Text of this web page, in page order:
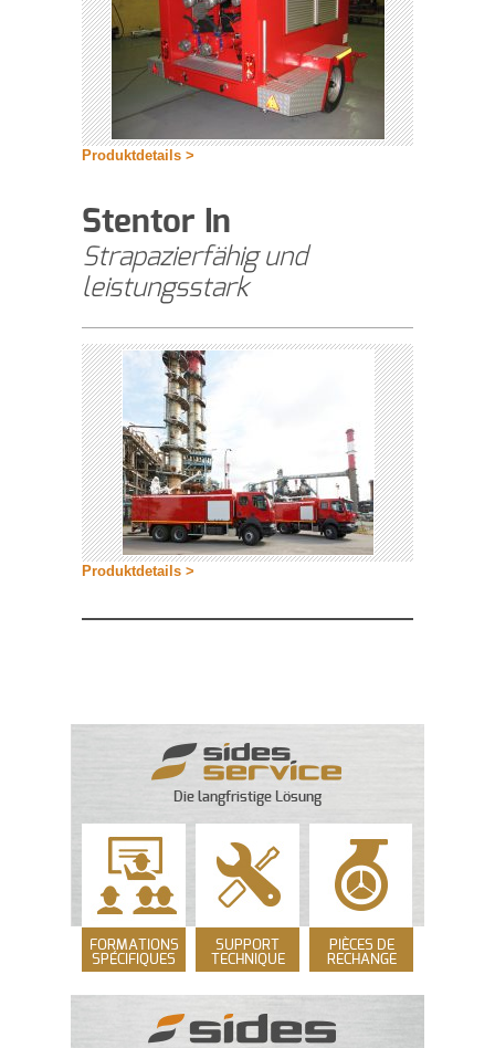
Produktdetails >
Stentor In
Strapazierfähig und
leistungsstark
Produktdetails >
Die langfristige Lösung
FORMATIONS
SPÉCIFIQUES
SUPPORT
TECHNIQUE
PIÈCES DE
RECHANGE